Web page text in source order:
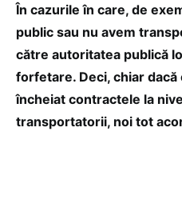
În cazurile în care, de
public sau nu avem
către autoritatea publică
forfetare. Deci, chiar
încheiat contractele la
transportatorii, noi tot